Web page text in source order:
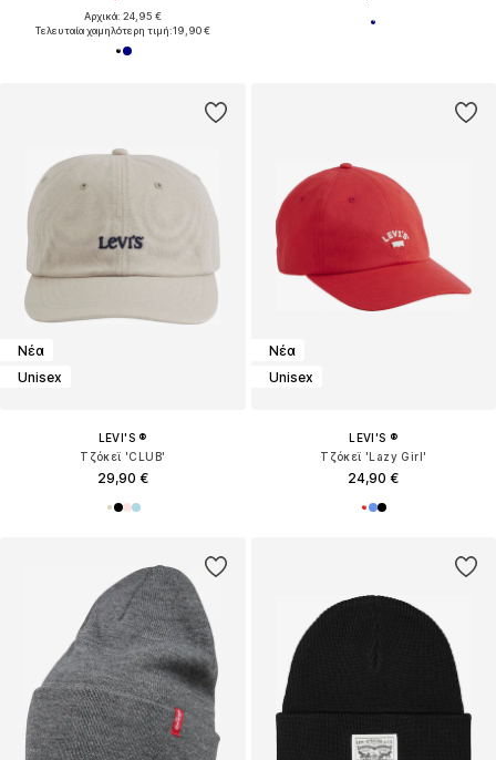
Αρχικά: 24,95 €
Τελευταία χαμηλότερη τιμή:19,90 €
Νέα
Unisex
LEVI'S ®
Τζόκεϊ 'CLUB'
29,90 €
Νέα
Unisex
LEVI'S ®
Τζόκεϊ 'Lazy Girl'
24,90 €